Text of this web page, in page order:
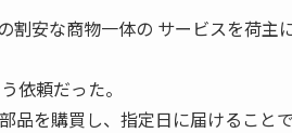
割安な商物一体の サービスを荷主
だった。
品を購買し、指定日に届けること